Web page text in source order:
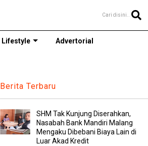
Cari disini..
Lifestyle Advertorial
Berita Terbaru
SHM Tak Kunjung Diserahkan,
Nasabah Bank Mandiri Malang
Mengaku Dibebani Biaya Lain di
Luar Akad Kredit